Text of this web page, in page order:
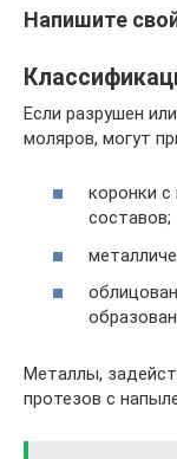
Напишите
Если разрушен
моляров, могут
коронки с
составов;
Металлы,
протезов с